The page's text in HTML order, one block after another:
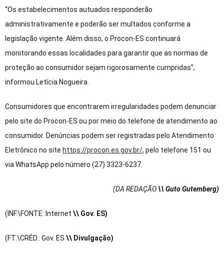
“Os estabelecimentos autuados responderão
administrativamente e poderão ser multados conforme a
legislação vigente. Além disso, o Procon-ES continuará
monitorando essas localidades para garantir que as normas de
proteção ao consumidor sejam rigorosamente cumpridas”,
informou Letícia Nogueira.
Consumidores que encontrarem irregularidades podem denunciar
pelo site do Procon-ES ou por meio do telefone de atendimento ao
consumidor. Denúncias podem ser registradas pelo Atendimento
Eletrônico no site https://procon.es.gov.br/, pelo telefone 151 ou
via WhatsApp pelo número (27) 3323-6237.
(DA REDAÇÃO \\ Guto Gutemberg)
(INF.\FONTE: Internet \\ Gov. ES)
(FT.\CRÉD.: Gov. ES \\ Divulgação)